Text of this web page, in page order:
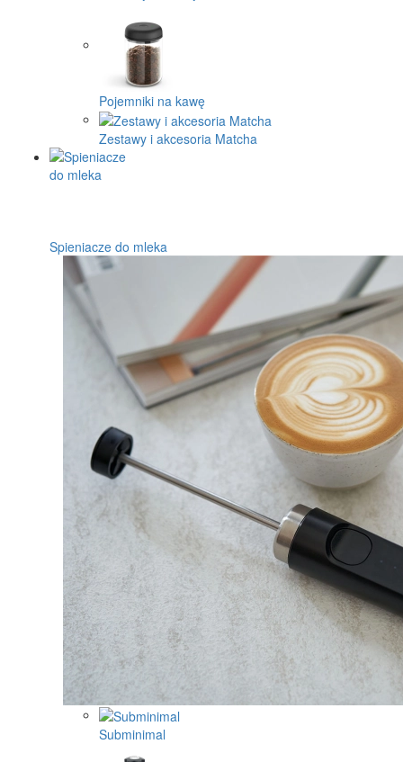
Pojemniki na kawę
Zestawy i akcesoria Matcha
Spieniacze do mleka
Subminimal